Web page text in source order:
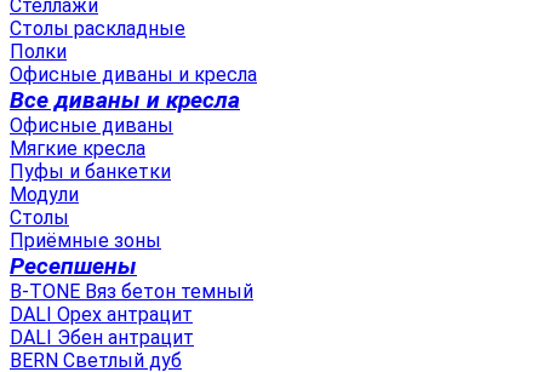
Стеллажи
Столы раскладные
Полки
Офисные диваны и кресла
Все диваны и кресла
Офисные диваны
Мягкие кресла
Пуфы и банкетки
Модули
Столы
Приёмные зоны
Ресепшены
B-TONE Вяз бетон темный
DALI Орех антрацит
DALI Эбен антрацит
BERN Светлый дуб